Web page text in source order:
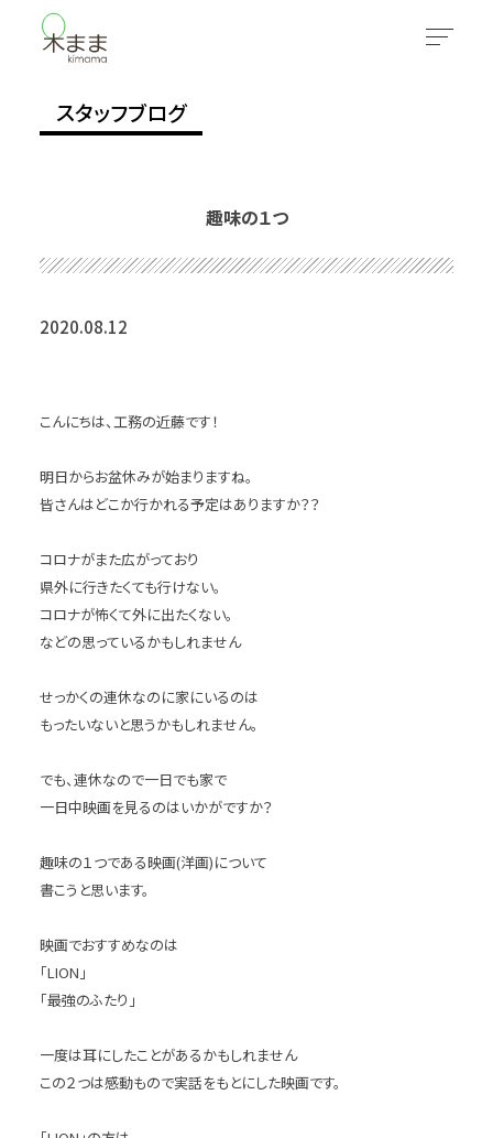
スタッフブログ
趣味の１つ
2020.08.12
こんにちは、工務の近藤です！
明日からお盆休みが始まりますね。
皆さんはどこか行かれる予定はありますか？？
コロナがまた広がっており
県外に行きたくても行けない。
コロナが怖くて外に出たくない。
などの思っているかもしれません
せっかくの連休なのに家にいるのは
もったいないと思うかもしれません。
でも、連休なので一日でも家で
一日中映画を見るのはいかがですか？
趣味の１つである映画(洋画)について
書こうと思います。
映画でおすすめなのは
「LION」
「最強のふたり」
一度は耳にしたことがあるかもしれません
この２つは感動もので実話をもとにした映画です。